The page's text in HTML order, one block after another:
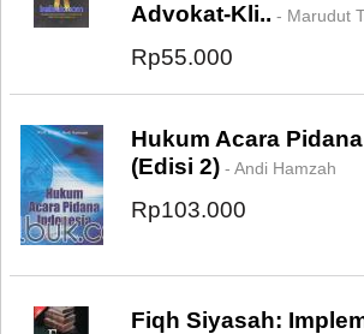
Advokat-Kli.. - Marudut
Rp55.000
Hukum Acara
(Edisi 2) - Andi Hamzah
Rp103.000
Fiqh Siyasah: